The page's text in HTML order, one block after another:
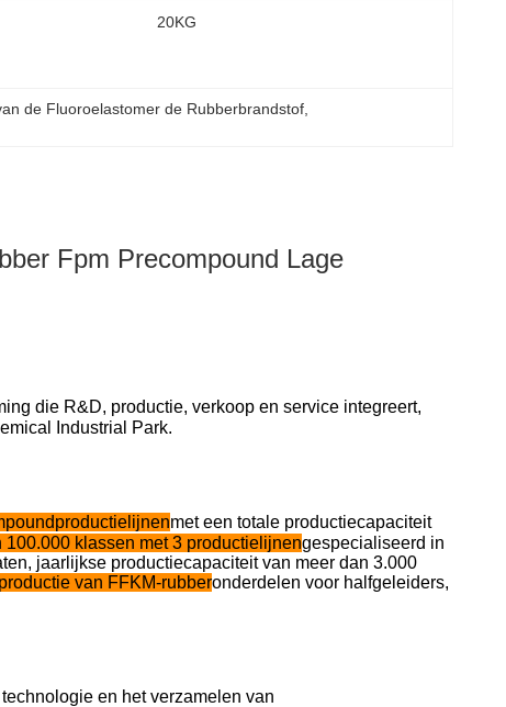
20KG
de Fluoroelastomer de Rubberbrandstof
Fpm Precompound Lage
die R&D, productie, verkoop en service integreert,
Industrial Park.
met een totale productiecapaciteit
klassen met 3 productielijnengespecialiseerd in
jaarlijkse productiecapaciteit van meer dan 3.000
van FFKM-rubberonderdelen voor halfgeleiders,
en het verzamelen van